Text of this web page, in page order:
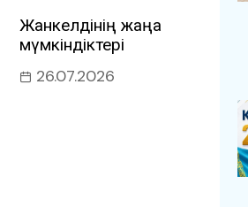
Жанкелдінің жаңа
мүмкіндіктері
26.07.2026